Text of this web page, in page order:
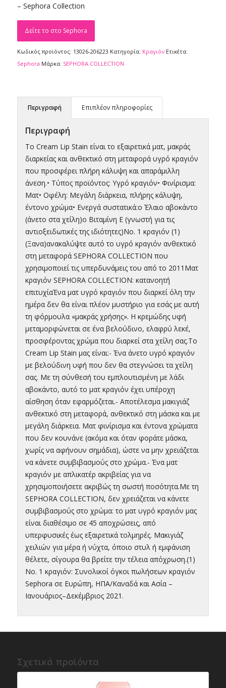
– Sephora Collection
Δείτε το στο Sephora
Κωδικός προϊόντος: 13026-206223 Κατηγορία: Κραγιόν Ετικέτα:
Sephora Μάρκα: SEPHORA COLLECTION
Περιγραφή Επιπλέον πληροφορίες
Περιγραφή
Το Cream Lip Stain είναι το εξαιρετικά ματ, μακράς
διαρκείας και ανθεκτικό στη μεταφορά υγρό κραγιόν
που προσφέρει πλήρη κάλυψη και απαράμιλλη
άνεση.• Τύπος προϊόντος: Υγρό κραγιόν• Φινίρισμα:
Ματ• Οφέλη: Μεγάλη διάρκεια, πλήρης κάλυψη,
έντονο χρώμα• Ενεργά συστατικά:o Έλαιο αβοκάντο
(άνετο στα χείλη)o Βιταμίνη Ε (γνωστή για τις
αντιοξειδωτικές της ιδιότητες)Νο. 1 κραγιόν (1)
(Ξανα)ανακαλύψτε αυτό το υγρό κραγιόν ανθεκτικό
στη μεταφορά SEPHORA COLLECTION που
χρησιμοποιεί τις υπερδυνάμεις του από το 2011Ματ
κραγιόν SEPHORA COLLECTION: κατανοητή
επιτυχίαΈνα ματ υγρό κραγιόν που διαρκεί όλη την
ημέρα δεν θα είναι πλέον μυστήριο για εσάς με αυτή
τη φόρμουλα «μακράς χρήσης». Η κρεμώδης υφή
μεταμορφώνεται σε ένα βελούδινο, ελαφρύ λεκέ,
προσφέροντας χρώμα που διαρκεί στα χείλη σας.Το
Cream Lip Stain μας είναι:- Ένα άνετο υγρό κραγιόν
με βελούδινη υφή που δεν θα στεγνώσει τα χείλη
σας. Με τη σύνθεσή του εμπλουτισμένη με λάδι
αβοκάντο, αυτό το ματ κραγιόν έχει υπέροχη
αίσθηση όταν εφαρμόζεται.- Αποτέλεσμα μακιγιάζ
ανθεκτικό στη μεταφορά, ανθεκτικό στη μάσκα και με
μεγάλη διάρκεια. Ματ φινίρισμα και έντονα χρώματα
που δεν κουνάνε (ακόμα και όταν φοράτε μάσκα,
χωρίς να αφήνουν σημάδια), ώστε να μην χρειάζεται
να κάνετε συμβιβασμούς στο χρώμα.- Ένα ματ
κραγιόν με απλικατέρ ακριβείας για να
χρησιμοποιήσετε ακριβώς τη σωστή ποσότητα.Με τη
SEPHORA COLLECTION, δεν χρειάζεται να κάνετε
συμβιβασμούς στο χρώμα: το ματ υγρό κραγιόν μας
είναι διαθέσιμο σε 45 αποχρώσεις, από
υπερφυσικές έως εξαιρετικά τολμηρές. Μακιγιάζ
χειλιών για μέρα ή νύχτα, όποιο στυλ ή εμφάνιση
θέλετε, σίγουρα θα βρείτε την τέλεια απόχρωση.(1)
Νο. 1 κραγιόν: Συνολικοί όγκοι πωλήσεων κραγιόν
Sephora σε Ευρώπη, ΗΠΑ/Καναδά και Ασία –
Ιανουάριος–Δεκέμβριος 2021.
Σχετικά προϊόντα